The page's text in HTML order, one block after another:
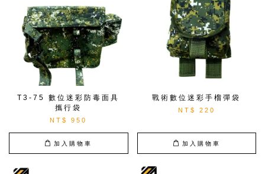
T3-75 數位迷彩防毒面具
攜行袋
NT$ 950
加入購物車
戰術數位迷彩手榴彈袋
NT$ 220
加入購物車